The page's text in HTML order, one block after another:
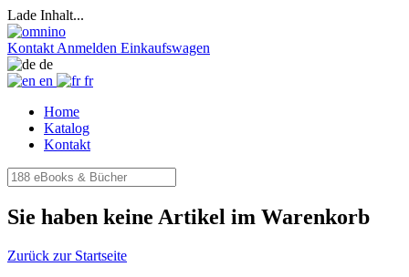
Lade Inhalt...
Kontakt Anmelden Einkaufswagen
de
en
fr
Home
Katalog
Kontakt
Sie haben keine Artikel im Warenkorb
Zurück zur Startseite